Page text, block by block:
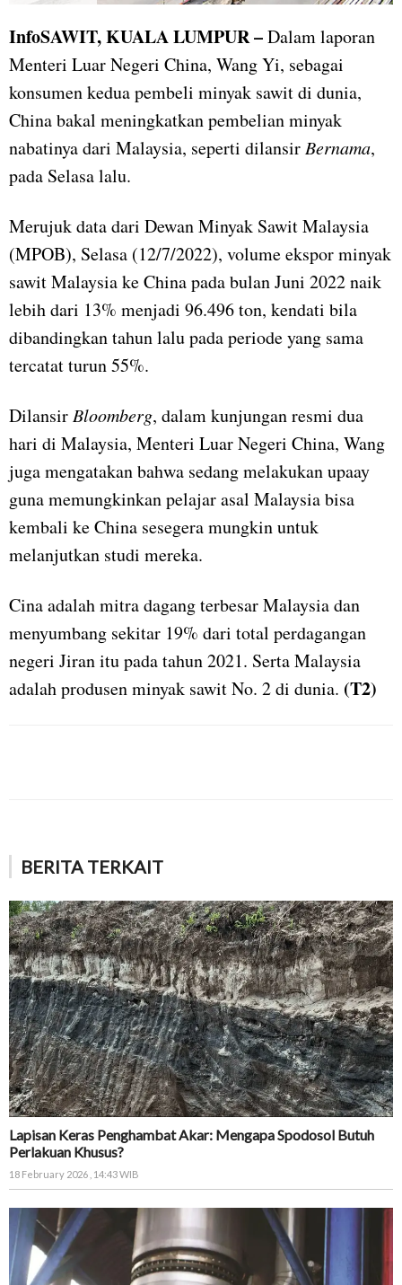
InfoSAWIT, KUALA LUMPUR –Dalam laporan
Menteri Luar Negeri China, Wang Yi, sebagai
konsumen kedua pembeli minyak sawit di dunia,
China bakal meningkatkan pembelian minyak
nabatinya dari Malaysia, seperti dilansirBernama,
pada Selasa lalu.
Merujuk data dari Dewan Minyak Sawit Malaysia
(MPOB), Selasa (12/7/2022), volume ekspor minyak
sawit Malaysia ke China pada bulan Juni 2022 naik
lebih dari 13% menjadi 96.496 ton, kendati bila
dibandingkan tahun lalu pada periode yang sama
tercatat turun 55%.
DilansirBloomberg, dalam kunjungan resmi dua
hari di Malaysia, Menteri Luar Negeri China, Wang
juga mengatakan bahwa sedang melakukan upaay
guna memungkinkan pelajar asal Malaysia bisa
kembali ke China sesegera mungkin untuk
melanjutkan studi mereka.
Cina adalah mitra dagang terbesar Malaysia dan
menyumbang sekitar 19% dari total perdagangan
negeri Jiran itu pada tahun 2021. Serta Malaysia
adalah produsen minyak sawit No. 2 di dunia. (T2)
BERITA TERKAIT
Lapisan Keras Penghambat Akar: Mengapa Spodosol Butuh
Perlakuan Khusus?
18 February 2026 , 14:43 WIB